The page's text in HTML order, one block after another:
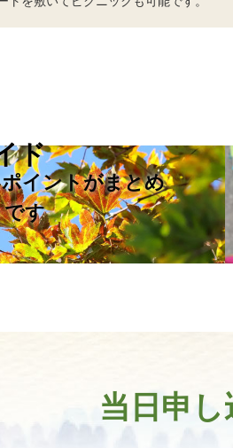
ド
イントがまとめ
です
当日申